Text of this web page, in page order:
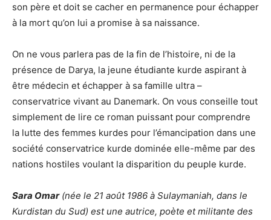
son père et doit se cacher en permanence pour échapper
à la mort qu’on lui a promise à sa naissance.
On ne vous parlera pas de la fin de l’histoire, ni de la
présence de Darya, la jeune étudiante kurde aspirant à
être médecin et échapper à sa famille ultra –
conservatrice vivant au Danemark. On vous conseille tout
simplement de lire ce roman puissant pour comprendre
la lutte des femmes kurdes pour l’émancipation dans une
société conservatrice kurde dominée elle-même par des
nations hostiles voulant la disparition du peuple kurde.
Sara Omar(née le 21 août 1986 à Sulaymaniah, dans le
Kurdistan du Sud) est une autrice, poète et militante des